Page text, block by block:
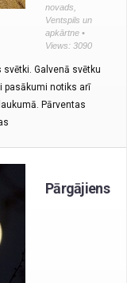
novads
Ventspils un
apkārtne •
Views: 3090
Galvenā svētku
pasākumi notiks arī
Pārventas
Pārgājiens